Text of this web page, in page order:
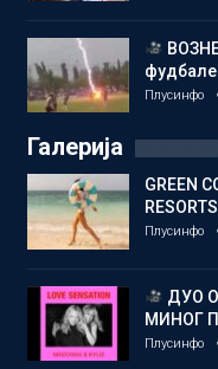
Плусинфо
Галерија
GREEN
Плусинфо
ДУО
МИНОГ
Плусинфо